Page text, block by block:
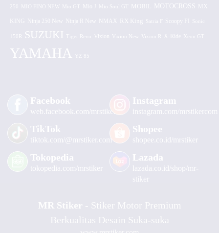
250 MIO FINO NEW Mio GT Mio J Mio Soul GT MOBIL MOTOCROSS MX
KING Ninja 250 New Ninja R New NMAX RX King Satria F Scoopy FI Sonic
150R SUZUKI Tiger Revo Vixion Vixion New Vixion R X-Ride Xeon GT
YAMAHA YZ 85
Facebook
web.facebook.com/mrstiker
Instagram
instagram.com/mrstikercom
TikTok
tiktok.com/@mrstiker.com
Shopee
shopee.co.id/mrstiker
Tokopedia
tokopedia.com/mrstiker
Lazada
lazada.co.id/shop/mr-
stiker
MR Stiker - Stiker Motor Premium
Berkualitas Desain Suka-suka